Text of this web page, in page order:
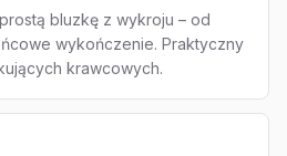
bluzkę z wykroju – od
wykończenie. Praktyczny
krawcowych.